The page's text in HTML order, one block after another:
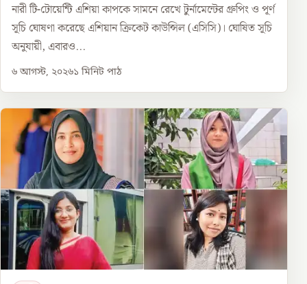
নারী টি-টোয়েন্টি এশিয়া কাপকে সামনে রেখে টুর্নামেন্টের গ্রুপিং ও পূর্ণ
সূচি ঘোষণা করেছে এশিয়ান ক্রিকেট কাউন্সিল (এসিসি)। ঘোষিত সূচি
অনুযায়ী, এবারও...
৬ আগস্ট, ২০২৬১ মিনিট পাঠ